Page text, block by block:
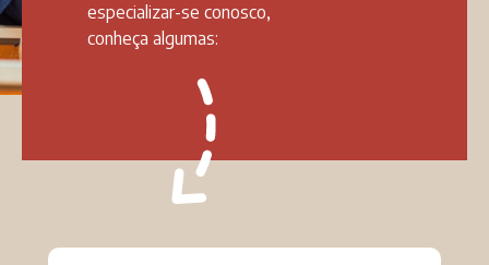
especializar-se conosco,
conheça algumas: